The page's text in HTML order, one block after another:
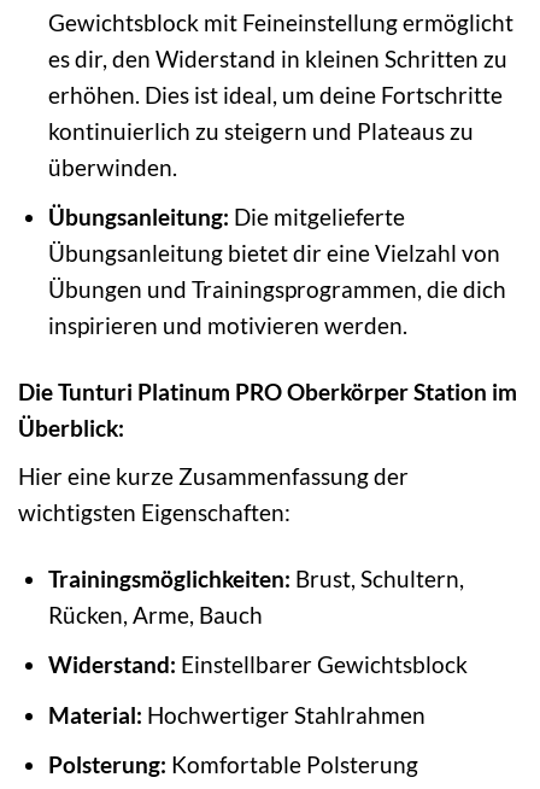
Gewichtsblock mit Feineinstellung ermöglicht
es dir, den Widerstand in kleinen Schritten zu
erhöhen. Dies ist ideal, um deine Fortschritte
kontinuierlich zu steigern und Plateaus zu
überwinden.
Übungsanleitung: Die mitgelieferte
Übungsanleitung bietet dir eine Vielzahl von
Übungen und Trainingsprogrammen, die dich
inspirieren und motivieren werden.
Die Tunturi Platinum PRO Oberkörper Station im
Überblick:
Hier eine kurze Zusammenfassung der
wichtigsten Eigenschaften:
Trainingsmöglichkeiten: Brust, Schultern,
Rücken, Arme, Bauch
Widerstand: Einstellbarer Gewichtsblock
Material: Hochwertiger Stahlrahmen
Polsterung: Komfortable Polsterung